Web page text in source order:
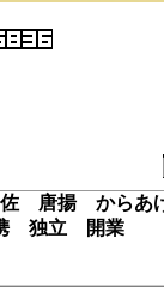
佐 唐揚 から
独立 開業